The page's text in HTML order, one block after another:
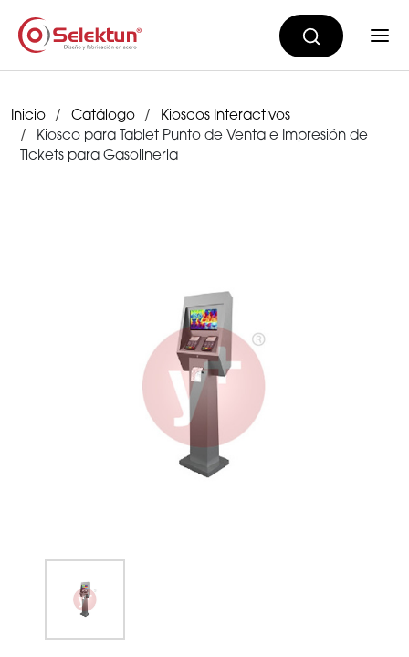
Inicio Catálogo
Kioscos Interactivos
Kiosco para Tablet Punto de Venta e Impresión de
Tickets para Gasolineria